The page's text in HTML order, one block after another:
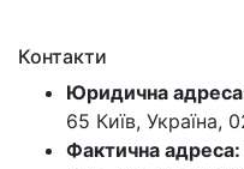
Контакти
Юридична
65 Київ, Україна,
Фактична адреса: